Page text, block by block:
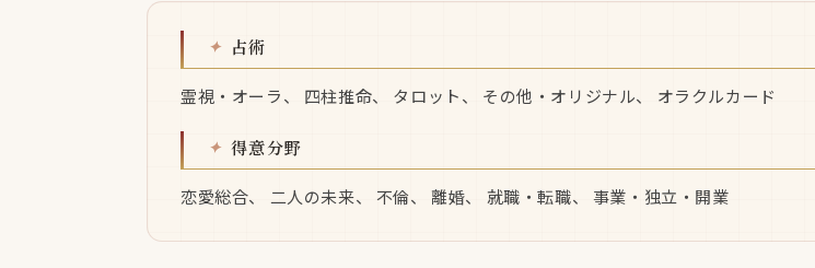
占術
霊視・オーラ、 四柱推命、 タロット、 その他・オリジナル、 オラクルカード
得意分野
恋愛総合、 二人の未来、 不倫、 離婚、 就職・転職、 事業・独立・開業